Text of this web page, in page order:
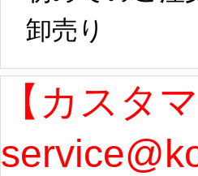
発送予定とな
ます。 ...
卸売り
【カスタ